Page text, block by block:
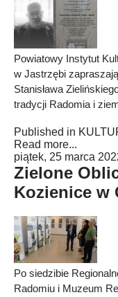
Powiatowy Instytut
w Jastrzębi
Stanisława
tradycji Radomia i
Published in
Read more...
piątek, 25 marca
Zielone
Kozienice w
Po siedzibie
Radomiu i Muzeum